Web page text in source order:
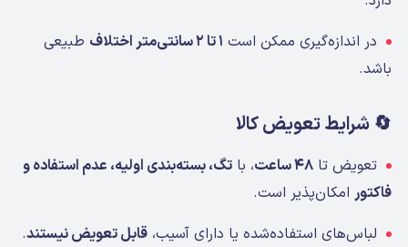
در اندازه‌گیری ممکن است ۱ تا ۲ سانتی‌متر اختلاف
طبیعی
باشد.
🔄 شرایط تعویض کالا
تعویض تا ۴۸ ساعت ، با تگ، بسته‌بندی اولیه، عدم استفاده و
فاکتورامکان‌پذیر است.
لباس‌های استفاده‌شده یا دارای آسیب، قابل تعویض نیستند.